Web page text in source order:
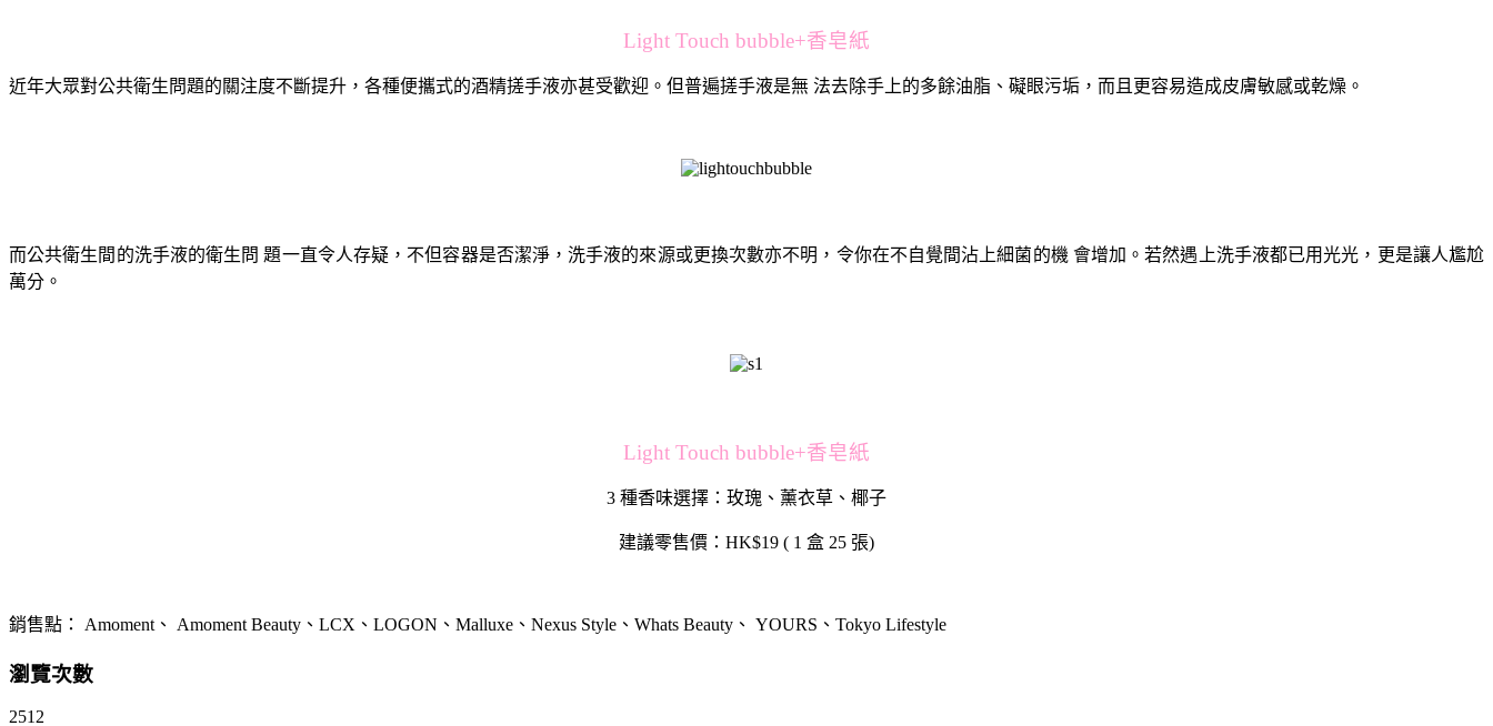
Light Touch bubble+香皂紙
近年大眾對公共衛生問題的關注度不斷提升，各種便攜式的酒精搓手液亦甚受歡迎。但普遍搓手液是無 法去除手上的多餘油脂、礙眼污垢，而且更容易造成皮膚敏感或乾燥。
而公共衛生間的洗手液的衛生問 題一直令人存疑，不但容器是否潔淨，洗手液的來源或更換次數亦不明，令你在不自覺間沾上細菌的機 會增加。若然遇上洗手液都已用光光，更是讓人尷尬
萬分。
Light Touch bubble+香皂紙
3 種香味選擇：玫瑰、薰衣草、椰子
建議零售價：HK$19 ( 1 盒 25 張)
銷售點： Amoment、 Amoment Beauty、LCX、LOGON、Malluxe、Nexus Style、Whats Beauty、 YOURS、Tokyo Lifestyle
瀏覽次數
2512